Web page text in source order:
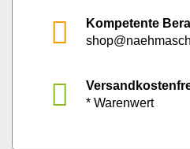
Kompetente
* Warenwert